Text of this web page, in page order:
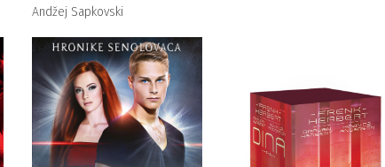
Andžej Sapkovski